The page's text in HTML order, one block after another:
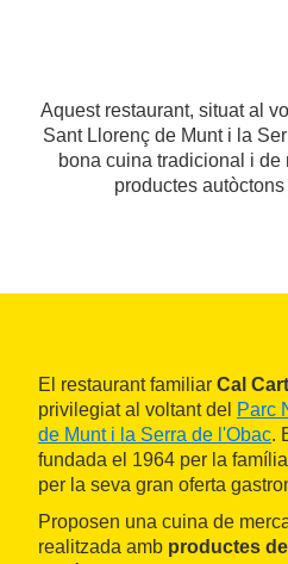
Aquest restaurant, situat al
Sant Llorenç de Munt i la
bona cuina tradicional i
productes
El restaurant familiar Cal
privilegiat al voltant del Parc
de Munt i la Serra de l'Obac.
fundada el 1964 per la
per la seva gran oferta
Proposen una cuina de
realitzada amb productes